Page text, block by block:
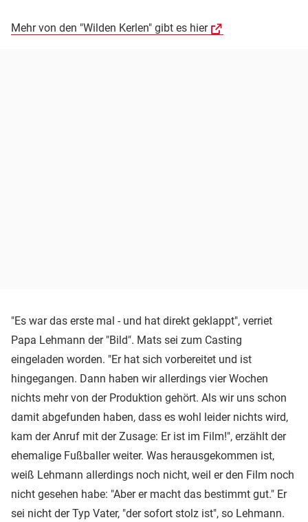
Mehr von den "Wilden Kerlen" gibt es hier
"Es war das erste mal - und hat direkt geklappt", verriet
Papa Lehmann der "Bild". Mats sei zum Casting
eingeladen worden. "Er hat sich vorbereitet und ist
hingegangen. Dann haben wir allerdings vier Wochen
nichts mehr von der Produktion gehört. Als wir uns schon
damit abgefunden haben, dass es wohl leider nichts wird,
kam der Anruf mit der Zusage: Er ist im Film!", erzählt der
ehemalige Fußballer weiter. Was herausgekommen ist,
weiß Lehmann allerdings noch nicht, weil er den Film noch
nicht gesehen habe: "Aber er macht das bestimmt gut." Er
sei nicht der Typ Vater, "der sofort stolz ist", so Lehmann.